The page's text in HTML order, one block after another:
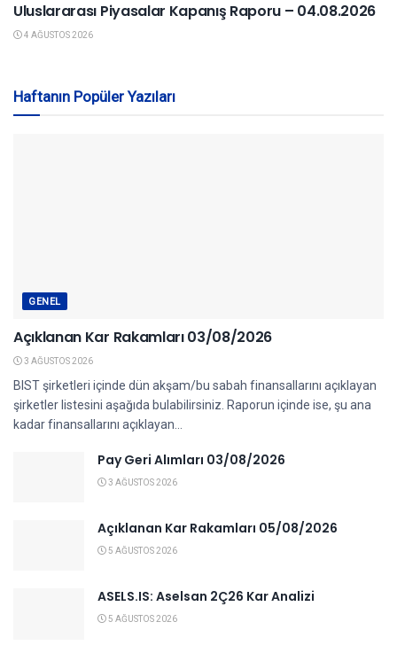
Uluslararası Piyasalar Kapanış Raporu – 04.08.2026
4 AĞUSTOS 2026
Haftanın Popüler Yazıları
GENEL
Açıklanan Kar Rakamları 03/08/2026
3 AĞUSTOS 2026
BIST şirketleri içinde dün akşam/bu sabah finansallarını açıklayan
şirketler listesini aşağıda bulabilirsiniz. Raporun içinde ise, şu ana
kadar finansallarını açıklayan...
Pay Geri Alımları 03/08/2026
3 AĞUSTOS 2026
Açıklanan Kar Rakamları 05/08/2026
5 AĞUSTOS 2026
ASELS.IS: Aselsan 2Ç26 Kar Analizi
5 AĞUSTOS 2026